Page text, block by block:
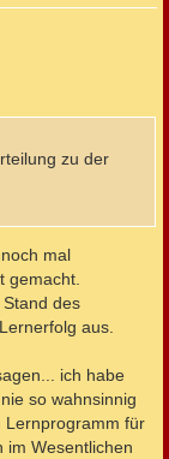
zu der
mal
gemacht.
des
aus.
ich habe
so wahnsinnig
Lernprogramm für
im Wesentlichen